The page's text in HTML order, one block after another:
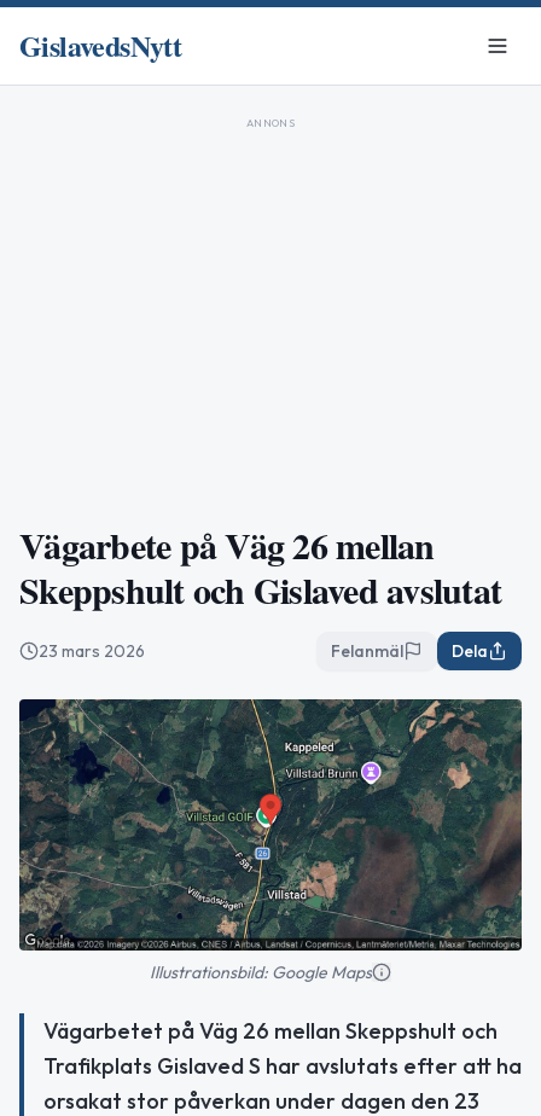
GislavedsNytt
ANNONS
Vägarbete på Väg 26 mellan
Skeppshult och Gislaved avslutat
23 mars 2026 Felanmäl Dela
Illustrationsbild: Google Maps
Vägarbetet på Väg 26 mellan Skeppshult och
Trafikplats Gislaved S har avslutats efter att ha
orsakat stor påverkan under dagen den 23